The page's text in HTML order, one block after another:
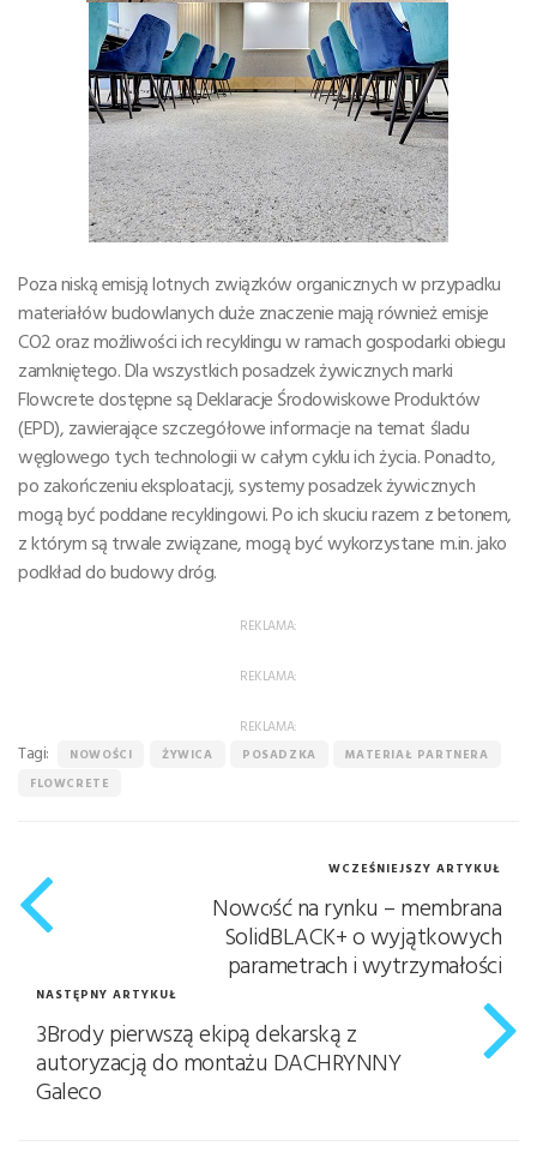
Poza niską emisją lotnych związków organicznych w przypadku
materiałów budowlanych duże znaczenie mają również emisje
CO2 oraz możliwości ich recyklingu w ramach gospodarki obiegu
zamkniętego. Dla wszystkich posadzek żywicznych marki
Flowcrete dostępne są Deklaracje Środowiskowe Produktów
(EPD), zawierające szczegółowe informacje na temat śladu
węglowego tych technologii w całym cyklu ich życia. Ponadto,
po zakończeniu eksploatacji, systemy posadzek żywicznych
mogą być poddane recyklingowi. Po ich skuciu razem z betonem,
z którym są trwale związane, mogą być wykorzystane m.in. jako
podkład do budowy dróg.
REKLAMA:
REKLAMA:
REKLAMA:
Tagi: NOWOŚCI ŻYWICA POSADZKA
MATERIAŁ PARTNERA
FLOWCRETE
WCZEŚNIEJSZY ARTYKUŁ
Nowość na rynku – membrana
SolidBLACK+ o wyjątkowych
parametrach i wytrzymałości
NASTĘPNY ARTYKUŁ
3Brody pierwszą ekipą dekarską z
autoryzacją do montażu DACHRYNNY
Galeco